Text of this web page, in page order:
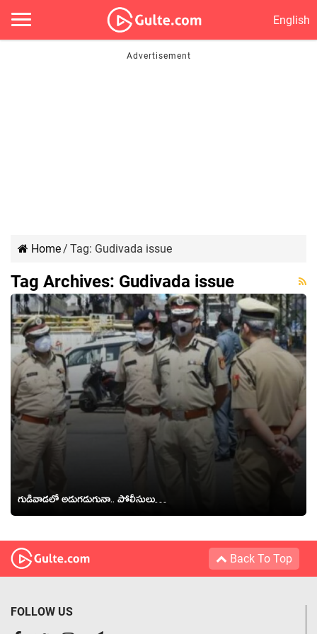
English
Home/ Tag: Gudivada issue
Tag Archives: Gudivada issue
గుడివాడ‌లో అడుగడుగునా.. పోలీసులు…
Back To Top
FOLLOW US